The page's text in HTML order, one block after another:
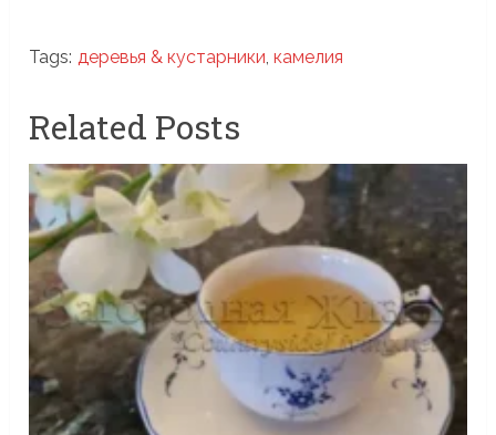
Tags: деревья & кустарники,камелия
Related Posts